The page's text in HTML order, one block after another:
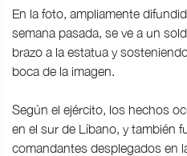
En la foto, ampliamente
semana pasada, se ve a un
brazo a la estatua y
boca de la imagen.
Según el ejército, los hechos
en el sur de Líbano, y también
comandantes desplegados en